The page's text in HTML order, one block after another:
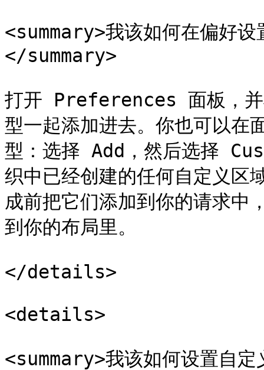
<summary>我该如何在偏好
</summary>
打开 Preferences 面板，并
型一起添加进去。你也可以在
型：选择 Add，然后选择
织中已经创建的任何自定义区
成前把它们添加到你的请求
到你的布局里。
</details>
<details>
<summary>我该如何设置自